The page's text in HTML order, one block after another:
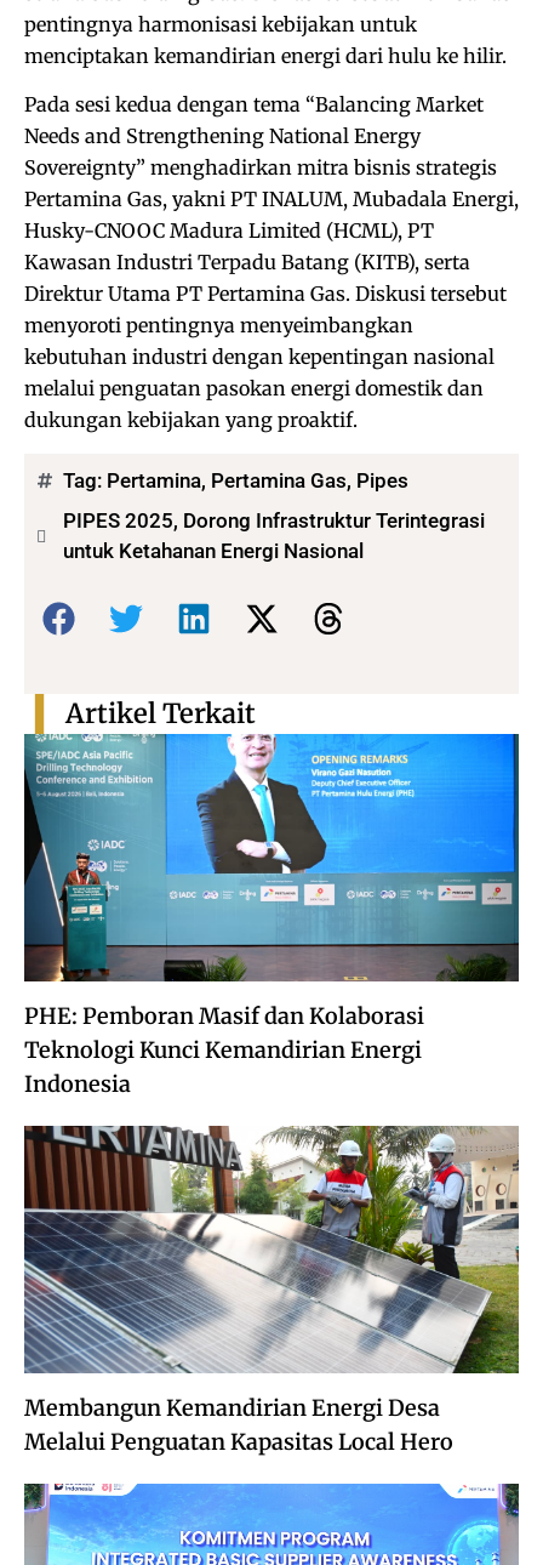
pentingnya harmonisasi kebijakan untuk
menciptakan kemandirian energi dari hulu ke hilir.
Pada sesi kedua dengan tema “Balancing Market
Needs and Strengthening National Energy
Sovereignty” menghadirkan mitra bisnis strategis
Pertamina Gas, yakni PT INALUM, Mubadala Energi,
Husky-CNOOC Madura Limited (HCML), PT
Kawasan Industri Terpadu Batang (KITB), serta
Direktur Utama PT Pertamina Gas. Diskusi tersebut
menyoroti pentingnya menyeimbangkan
kebutuhan industri dengan kepentingan nasional
melalui penguatan pasokan energi domestik dan
dukungan kebijakan yang proaktif.
Tag: Pertamina, Pertamina Gas, Pipes
PIPES 2025, Dorong Infrastruktur Terintegrasi
untuk Ketahanan Energi Nasional
Bagikan:
PHE: Pemboran Masif dan Kolaborasi
Teknologi Kunci Kemandirian Energi
Indonesia
Membangun Kemandirian Energi Desa
Melalui Penguatan Kapasitas Local Hero
Artikel Terkait